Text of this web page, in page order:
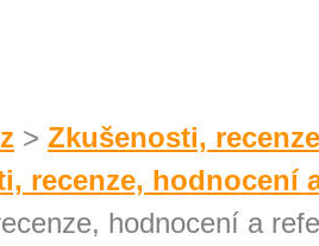
> Zkušenosti,
recenze, hodnocení
hodnocení a